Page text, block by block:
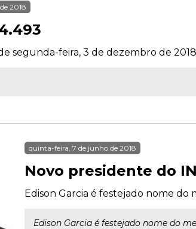
2018
segunda-feira, 3 de dezembro de
quinta-feira, 7 de junho de 2018
Novo presidente do
Edison Garcia é festejado nome do
Edison Garcia é festejado nome do